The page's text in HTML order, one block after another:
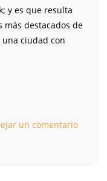
y es que resulta
más destacados de
ciudad con
un comentario